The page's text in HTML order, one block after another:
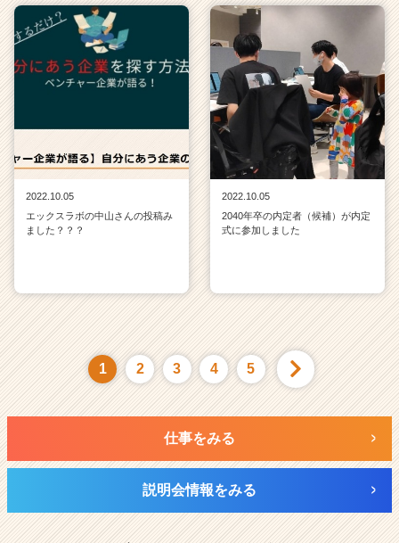
2022.10.05
エックスラボの中山さんの投稿み
ました？？？
2022.10.05
2040年卒の内定者（候補）が内定
式に参加しました
1 2 3 4 5
仕事をみる
説明会情報をみる